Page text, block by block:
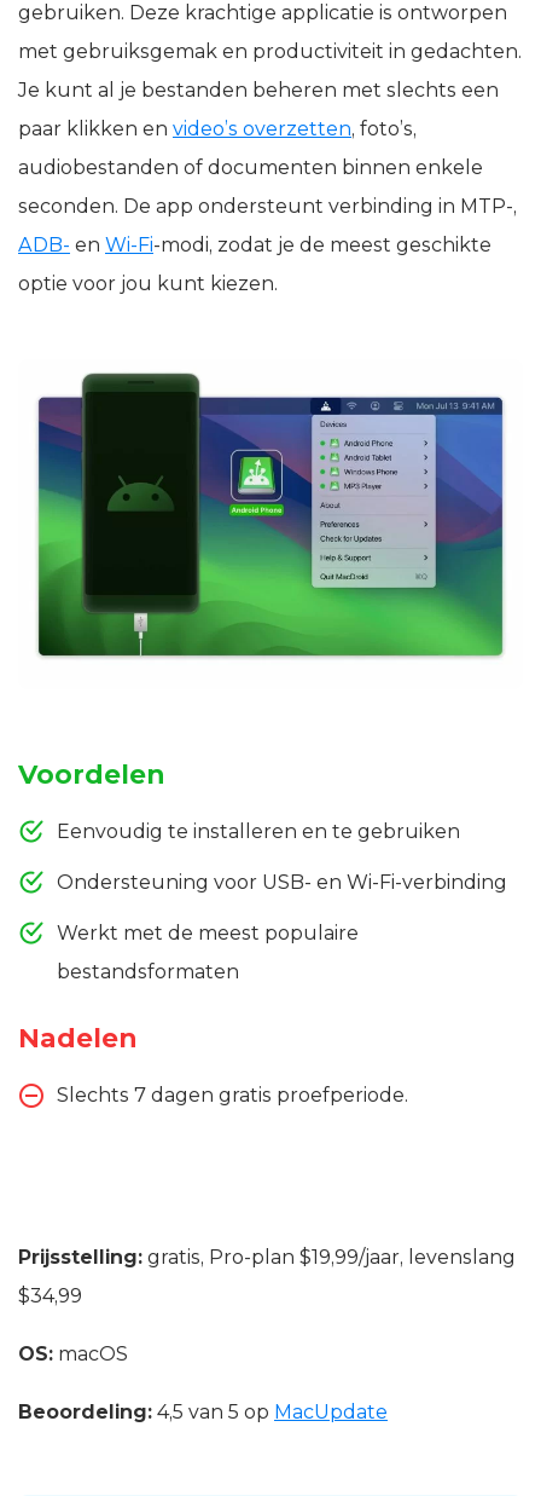
gebruiken. Deze krachtige applicatie is ontworpen
met gebruiksgemak en productiviteit in gedachten.
Je kunt al je bestanden beheren met slechts een
paar klikken en video’s overzetten, foto’s,
audiobestanden of documenten binnen enkele
seconden. De app ondersteunt verbinding in MTP-,
ADB- en Wi-Fi-modi, zodat je de meest geschikte
optie voor jou kunt kiezen.
Voordelen
Eenvoudig te installeren en te gebruiken
Ondersteuning voor USB- en Wi-Fi-verbinding
Werkt met de meest populaire
bestandsformaten
Nadelen
Slechts 7 dagen gratis proefperiode.
Prijsstelling: gratis, Pro-plan $19,99/jaar, levenslang
$34,99
OS: macOS
Beoordeling: 4,5 van 5 op MacUpdate